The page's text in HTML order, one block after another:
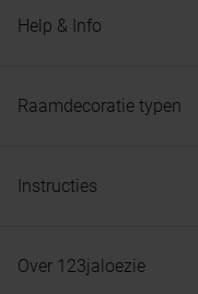
Help & Info
Raamdecoratie typen
Instructies
Over 123jaloezie